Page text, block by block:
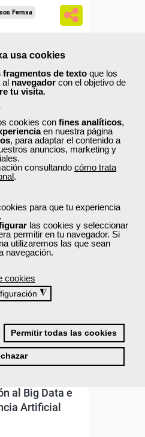
usa cookies
fragmentos de texto que los
al navegador con el objetivo de
tu visita.
cookies con fines analíticos,
en nuestra página
, para adaptar el contenido a
anuncios, marketing y
consultando cómo trata
.
para que tu experiencia
las cookies y seleccionar
permitir en tu navegador. Si
utilizaremos las que sean
navegación.
cookies
◮
Permitir todas las cookies
Femxa
Gratuito
España)
curso
100%
Empresas.
Femxa
al Big Data e
Artificial